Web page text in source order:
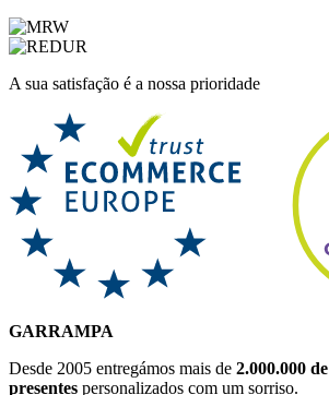
A sua satisfação é a nossa prioridade
GARRAMPA
Desde 2005 entregámos mais de 2.000.000 de
presentes personalizados com um sorriso.